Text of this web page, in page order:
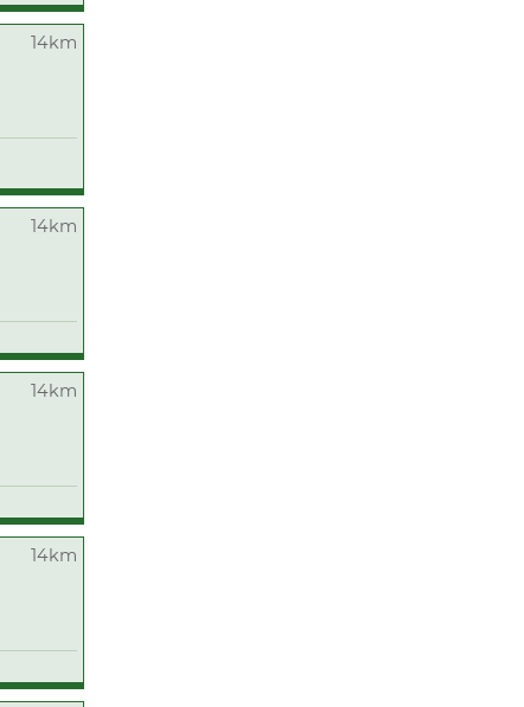
14km
14km
14km
14km